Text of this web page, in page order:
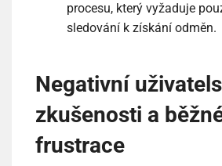
procesu, který vyžaduje
sledování k získání odměn.
Negativní
zkušenosti a
frustrace